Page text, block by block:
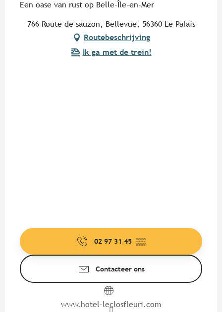
Een oase van rust op Belle-Île-en-Mer
766 Route de sauzon, Bellevue, 56360 Le Palais
Routebeschrijving
Ik ga met de trein!
02 97 31 45 ▒▒
Contacteer ons
www.hotel-leclosfleuri.com